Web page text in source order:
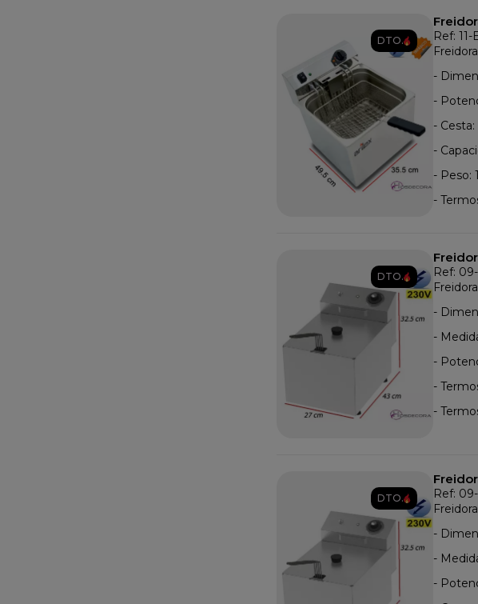
DTO.
Ref: 11-
-
-
-
-
- Peso:
-
DTO.
Ref:
-
-
-
-
-
DTO.
Ref:
-
-
-